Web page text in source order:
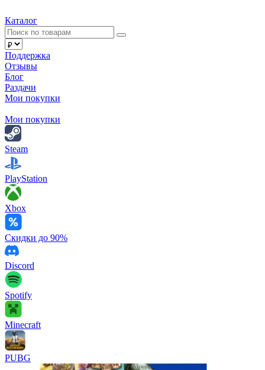
Каталог
Поддержка
Отзывы
Блог
Раздачи
Мои покупки
Мои покупки
Steam
PlayStation
Xbox
Скидки до 90%
Discord
Spotify
Minecraft
PUBG